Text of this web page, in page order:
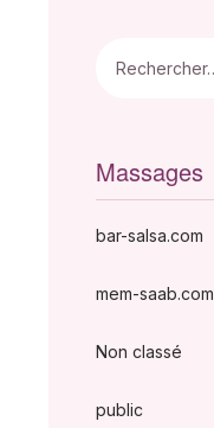
Massages
bar-salsa.com
mem-saab.com
Non classé
public